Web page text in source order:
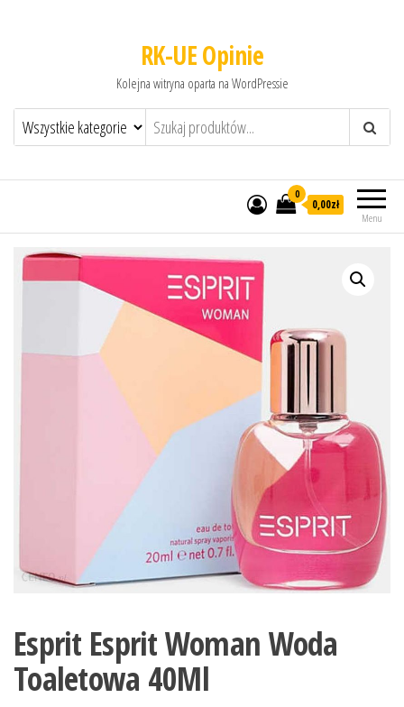
RK-UE Opinie
Kolejna witryna oparta na WordPressie
Menu
0
0,00zł
Esprit Esprit Woman Woda
Toaletowa 40Ml